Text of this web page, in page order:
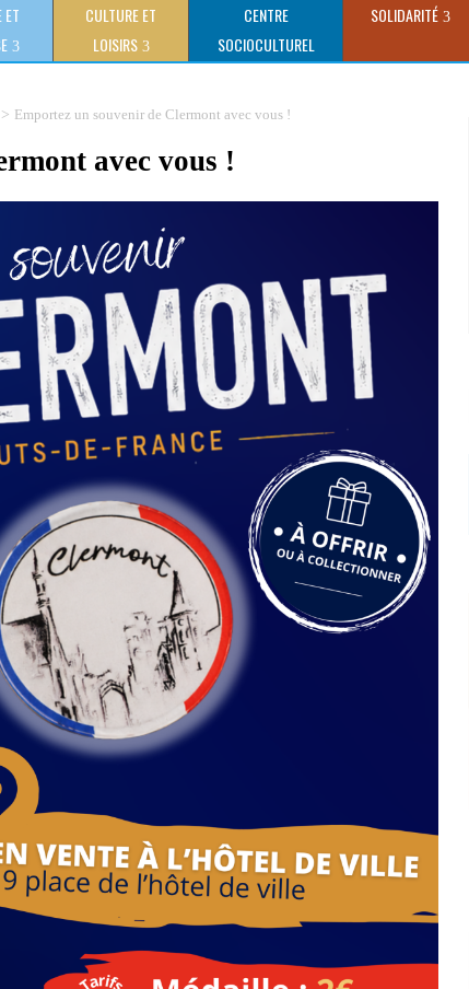
ET
CULTURE ET
LOISIRS
CENTRE
SOCIOCULTUREL
SOLIDARITÉ
Emportez un souvenir de Clermont avec vous !
avec vous !